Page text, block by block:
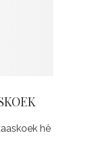
hê